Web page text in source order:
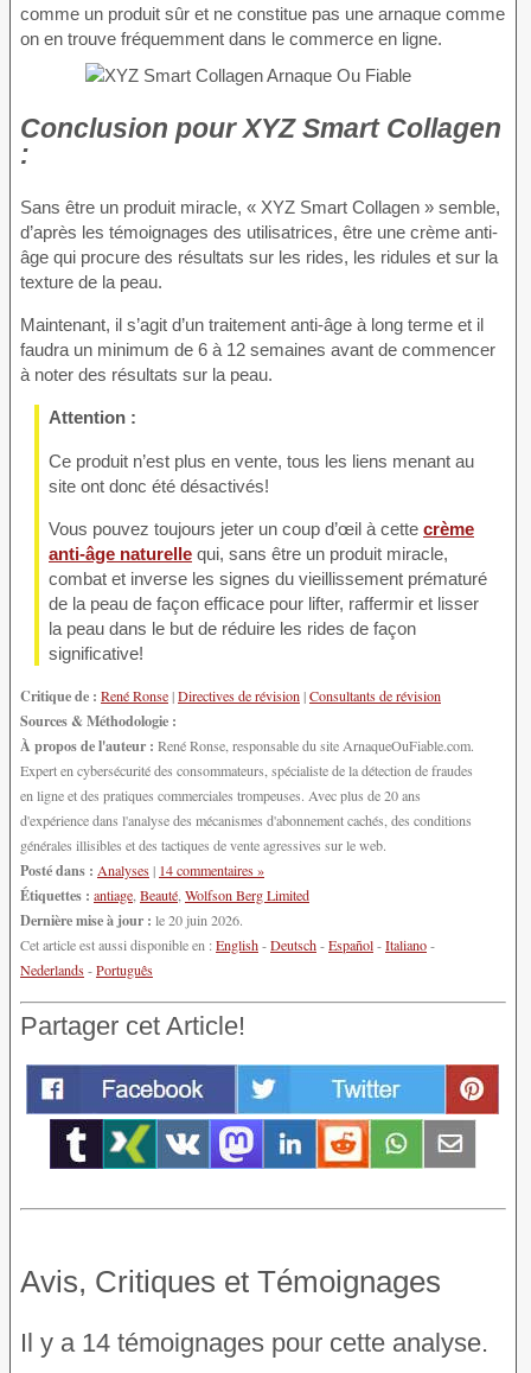
comme un produit sûr et ne constitue pas une arnaque comme
on en trouve fréquemment dans le commerce en ligne.
Conclusion pour XYZ Smart Collagen
:
Sans être un produit miracle, « XYZ Smart Collagen » semble,
d’après les témoignages des utilisatrices, être une crème anti-
âge qui procure des résultats sur les rides, les ridules et sur la
texture de la peau.
Maintenant, il s’agit d’un traitement anti-âge à long terme et il
faudra un minimum de 6 à 12 semaines avant de commencer
à noter des résultats sur la peau.
Attention :
Ce produit n’est plus en vente, tous les liens menant au
site ont donc été désactivés!
Vous pouvez toujours jeter un coup d’œil à cette crème
anti-âge naturelle qui, sans être un produit miracle,
combat et inverse les signes du vieillissement prématuré
de la peau de façon efficace pour lifter, raffermir et lisser
la peau dans le but de réduire les rides de façon
significative!
Critique de : René Ronse|Directives de révision|Consultants de révision
Sources & Méthodologie :
À propos de l'auteur : René Ronse, responsable du site ArnaqueOuFiable.com.
Expert en cybersécurité des consommateurs, spécialiste de la détection de fraudes
en ligne et des pratiques commerciales trompeuses. Avec plus de 20 ans
d'expérience dans l'analyse des mécanismes d'abonnement cachés, des conditions
générales illisibles et des tactiques de vente agressives sur le web.
Posté dans : Analyses| 14 commentaires »
Étiquettes : antiage Beauté Wolfson Berg Limited
Dernière mise à jour : le 20 juin 2026.
Cet article est aussi disponible en :English-Deutsch-Español-Italiano-
Nederlands-Português
Partager cet Article!
Avis, Critiques et Témoignages
Il y a 14 témoignages pour cette analyse.